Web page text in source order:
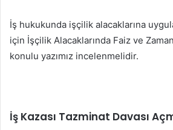
İş hukukunda işçilik alacaklarına
için İşçilik Alacaklarında Faiz ve
konulu yazımız incelenmelidir.
İş Kazası Tazminat Davası